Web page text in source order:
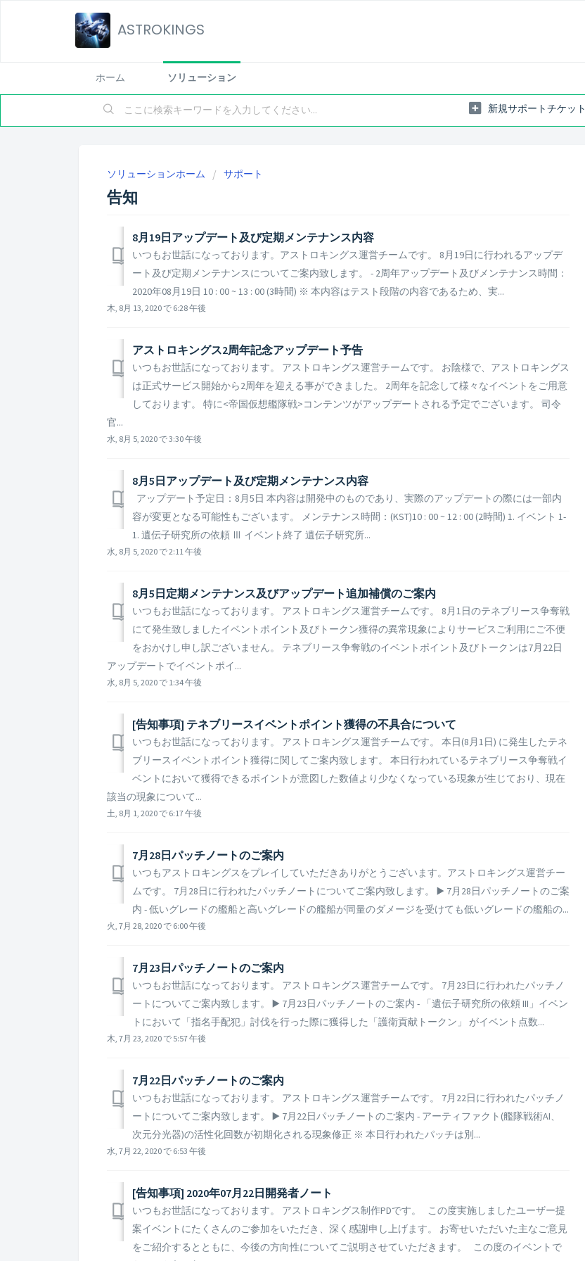
ASTROKINGS
ホーム ソリューション
新規サポートチケット
ソリューションホーム サポート
告知
8月19日アップデート及び定期メンテナンス内容
いつもお世話になっております。アストロキングス運営チームです。 8月19日に行われるアップデ
ート及び定期メンテナンスについてご案内致します。 - 2周年アップデート及びメンテナンス時間：
2020年08月19日 10 : 00 ~ 13 : 00 (3時間) ※ 本内容はテスト段階の内容であるため、実...
木, 8月 13, 2020 で 6:28 午後
アストロキングス2周年記念アップデート予告
いつもお世話になっております。 アストロキングス運営チームです。 お陰様で、アストロキングス
は正式サービス開始から2周年を迎える事ができました。 2周年を記念して様々なイベントをご用意
しております。 特に<帝国仮想艦隊戦>コンテンツがアップデートされる予定でございます。 司令
官...
水, 8月 5, 2020 で 3:30 午後
8月5日アップデート及び定期メンテナンス内容
アップデート予定日：8月5日 本内容は開発中のものであり、実際のアップデートの際には一部内
容が変更となる可能性もございます。 メンテナンス時間：(KST)10 : 00 ~ 12 : 00 (2時間) 1. イベント 1-
1. 遺伝子研究所の依頼 Ⅲ イベント終了 遺伝子研究所...
水, 8月 5, 2020 で 2:11 午後
8月5日定期メンテナンス及びアップデート追加補償のご案内
いつもお世話になっております。 アストロキングス運営チームです。 8月1日のテネブリース争奪戦
にて発生致しましたイベントポイント及びトークン獲得の異常現象によりサービスご利用にご不便
をおかけし申し訳ございません。 テネブリース争奪戦のイベントポイント及びトークンは7月22日
アップデートでイベントポイ...
水, 8月 5, 2020 で 1:34 午後
[告知事項] テネブリースイベントポイント獲得の不具合について
いつもお世話になっております。 アストロキングス運営チームです。 本日(8月1日) に発生したテネ
ブリースイベントポイント獲得に関してご案内致します。 本日行われているテネブリース争奪戦イ
ベントにおいて獲得できるポイントが意図した数値より少なくなっている現象が生じており、現在
該当の現象について...
土, 8月 1, 2020 で 6:17 午後
7月28日パッチノートのご案内
いつもアストロキングスをプレイしていただきありがとうございます。アストロキングス運営チー
ムです。 7月28日に行われたパッチノートについてご案内致します。 ▶️ 7月28日パッチノートのご案
内 - 低いグレードの艦船と高いグレードの艦船が同量のダメージを受けても低いグレードの艦船の...
火, 7月 28, 2020 で 6:00 午後
7月23日パッチノートのご案内
いつもお世話になっております。 アストロキングス運営チームです。 7月23日に行われたパッチノ
ートについてご案内致します。 ▶️ 7月23日パッチノートのご案内 - 「遺伝子研究所の依頼 III」イベン
トにおいて「指名手配犯」討伐を行った際に獲得した「護衛貢献トークン」 がイベント点数...
木, 7月 23, 2020 で 5:57 午後
7月22日パッチノートのご案内
いつもお世話になっております。 アストロキングス運営チームです。 7月22日に行われたパッチノ
ートについてご案内致します。 ▶️ 7月22日パッチノートのご案内 - アーティファクト(艦隊戦術AI、
次元分光器)の活性化回数が初期化される現象修正 ※ 本日行われたパッチは別...
水, 7月 22, 2020 で 6:53 午後
[告知事項] 2020年07月22日開発者ノート
いつもお世話になっております。 アストロキングス制作PDです。 この度実施しましたユーザー提
案イベントにたくさんのご参加をいただき、深く感謝申し上げます。 お寄せいただいた主なご意見
をご紹介するとともに、今後の方向性についてご説明させていただきます。 この度のイベントで